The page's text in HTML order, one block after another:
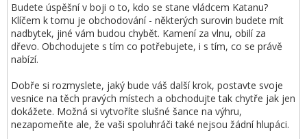
Budete úspěšní v boji o to, kdo se stane vládcem Katanu?
Klíčem k tomu je obchodování - některých surovin budete mít
nadbytek, jiné vám budou chybět. Kamení za vlnu, obilí za
dřevo. Obchodujete s tím co potřebujete, i s tím, co se právě
nabízí.
Dobře si rozmyslete, jaký bude váš další krok, postavte svoje
vesnice na těch pravých místech a obchodujte tak chytře jak jen
dokážete. Možná si vytvoříte slušné šance na výhru,
nezapomeňte ale, že vaši spoluhráči také nejsou žádní hlupáci.